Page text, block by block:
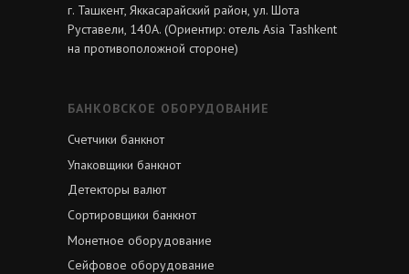
БАНКОВСКОЕ ОБОРУДОВАНИЕ
Счетчики банкнот
г. Ташкент, Яккасарайский район, ул. Шота
Руставели, 140А. (Ориентир: отель Asia Tashkent
на противоположной стороне)
Детекторы валют
Упаковщики банкнот
Сортировщики банкнот
Монетное оборудование
Сейфовое оборудование